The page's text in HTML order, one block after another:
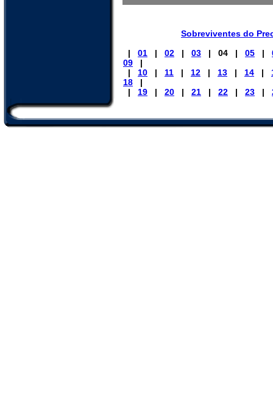
Sobreviventes do
| 01 | 02 | 03 | 04 | 05 |
09 |
| 10 | 11 | 12 | 13 | 14 |
18 |
| 19 | 20 | 21 | 22 | 23 |